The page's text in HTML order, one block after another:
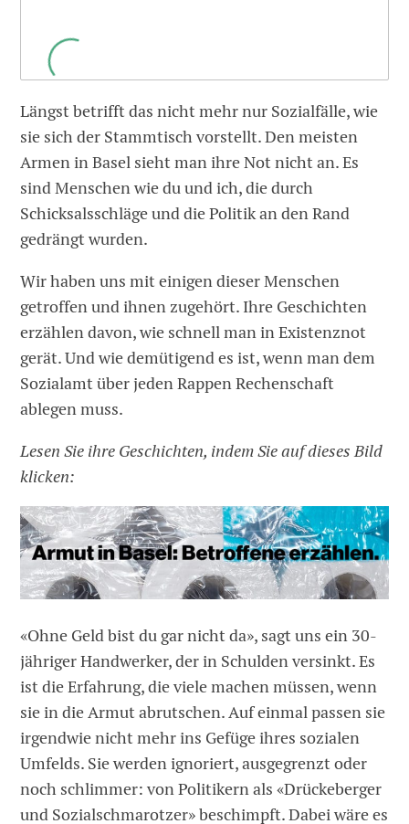
Längst betrifft das nicht mehr nur Sozialfälle, wie
sie sich der Stammtisch vorstellt. Den meisten
Armen in Basel sieht man ihre Not nicht an. Es
sind Menschen wie du und ich, die durch
Schicksalsschläge und die Politik an den Rand
gedrängt wurden.
Wir haben uns mit einigen dieser Menschen
getroffen und ihnen zugehört. Ihre Geschichten
erzählen davon, wie schnell man in Existenznot
gerät. Und wie demütigend es ist, wenn man dem
Sozialamt über jeden Rappen Rechenschaft
ablegen muss.
Lesen Sie ihre Geschichten, indem Sie auf dieses Bild
klicken:
«Ohne Geld bist du gar nicht da», sagt uns ein 30-
jähriger Handwerker, der in Schulden versinkt. Es
ist die Erfahrung, die viele machen müssen, wenn
sie in die Armut abrutschen. Auf einmal passen sie
irgendwie nicht mehr ins Gefüge ihres sozialen
Umfelds. Sie werden ignoriert, ausgegrenzt oder
noch schlimmer: von Politikern als «Drückeberger
und Sozialschmarotzer» beschimpft. Dabei wäre es